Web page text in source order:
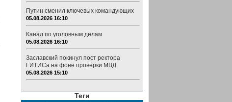
Путин сменил ключевых командующих
05.08.2026 16:10
Канал по уголовным делам
05.08.2026 16:10
Заславский покинул пост ректора
ГИТИСа на фоне проверки МВД
05.08.2026 15:10
Теги